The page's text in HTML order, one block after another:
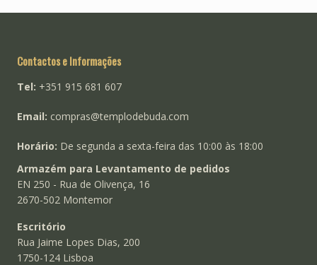
Contactos e Informações
Tel: +351 915 681 607
Email: compras@templodebuda.com
Horário: De segunda a sexta-feira das 10:00 às 18:00
Armazém para Levantamento de pedidos
EN 250 - Rua de Olivença, 16
2670-502 Montemor
Escritório
Rua Jaime Lopes Dias, 200
1750-124 Lisboa